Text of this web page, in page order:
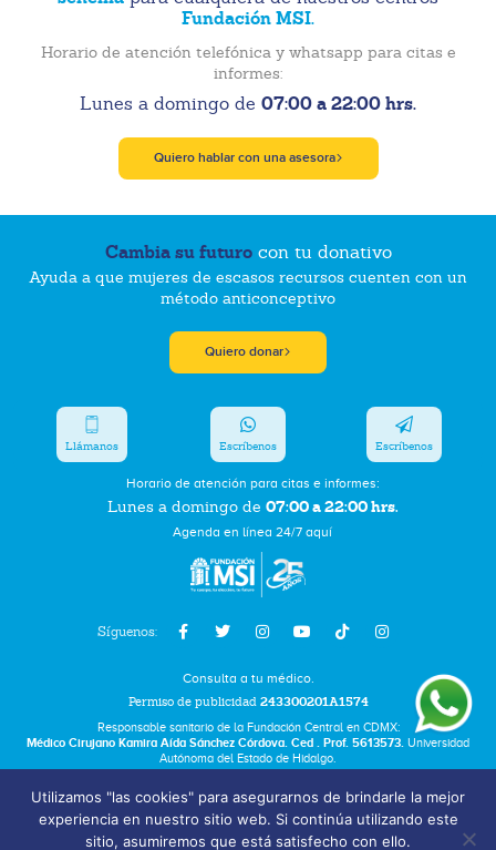
Fundación MSI.
Horario de atención telefónica y whatsapp para citas e
informes:
Lunes a domingo de 07:00 a 22:00 hrs.
Quiero hablar con una asesora
Cambia su futurocon tu donativo
Ayuda a que mujeres de escasos recursos cuenten con un
método anticonceptivo
Quiero donar
Síguenos:
Horario de atención para citas e informes:
Lunes a domingo de 07:00 a 22:00 hrs.
Agenda en línea 24/7 aquí
Llámanos Escríbenos Escríbenos
Consulta a tu médico.
Permiso de publicidad 243300201A1574
Responsable sanitario de la Fundación Central en CDMX:
Médico Cirujano Kamira Aída Sánchez Córdova. Ced . Prof. 5613573. Universidad
Autónoma del Estado de Hidalgo.
Términos y Condiciones
Bolsa de Trabajo
Utilizamos "las cookies" para asegurarnos de brindarle la mejor
experiencia en nuestro sitio web. Si continúa utilizando este
sitio, asumiremos que está satisfecho con ello.